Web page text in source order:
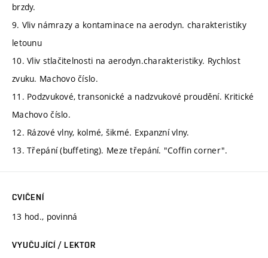
brzdy.
9. Vliv námrazy a kontaminace na aerodyn. charakteristiky
letounu
10. Vliv stlačitelnosti na aerodyn.charakteristiky. Rychlost
zvuku. Machovo číslo.
11. Podzvukové, transonické a nadzvukové proudění. Kritické
Machovo číslo.
12. Rázové vlny, kolmé, šikmé. Expanzní vlny.
13. Třepání (buffeting). Meze třepání. "Coffin corner".
CVIČENÍ
13 hod., povinná
VYUČUJÍCÍ / LEKTOR